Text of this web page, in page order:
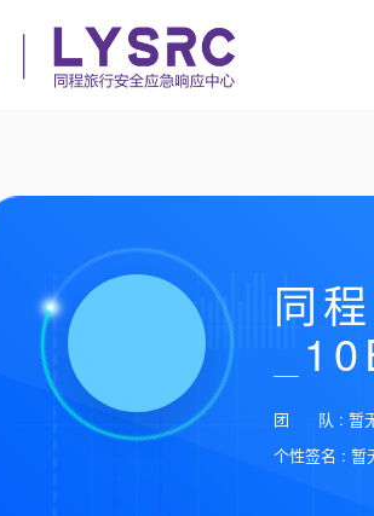
同
团 队 : 暂
个性签名 : 暂